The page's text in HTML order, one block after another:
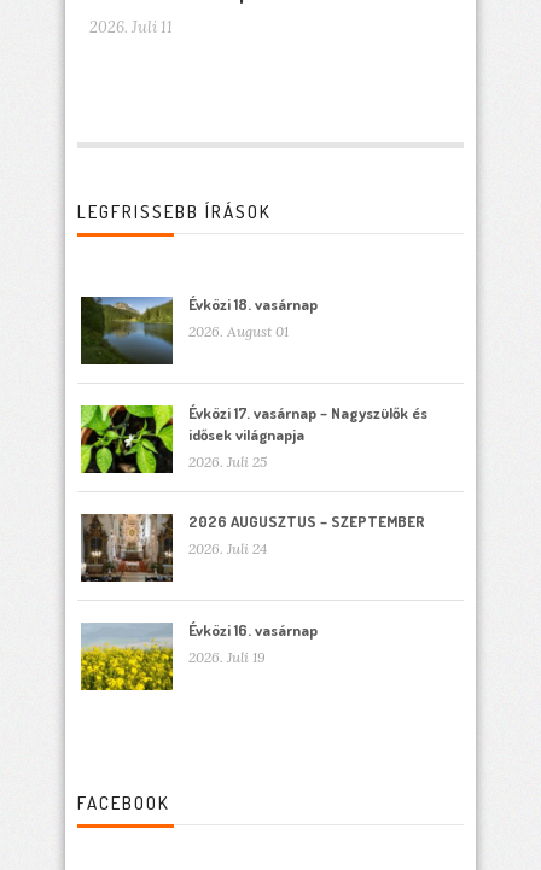
2026. Juli 11
LEGFRISSEBB ÍRÁSOK
Évközi 18. vasárnap
2026. August 01
Évközi 17. vasárnap – Nagyszülők és
idősek világnapja
2026. Juli 25
2026 AUGUSZTUS – SZEPTEMBER
2026. Juli 24
Évközi 16. vasárnap
2026. Juli 19
FACEBOOK